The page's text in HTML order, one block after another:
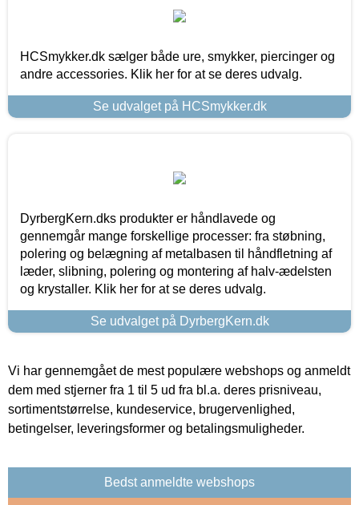
HCSmykker.dk sælger både ure, smykker, piercinger og
andre accessories. Klik her for at se deres udvalg.
Se udvalget på HCSmykker.dk
DyrbergKern.dks produkter er håndlavede og
gennemgår mange forskellige processer: fra støbning,
polering og belægning af metalbasen til håndfletning af
læder, slibning, polering og montering af halv-ædelsten
og krystaller. Klik her for at se deres udvalg.
Se udvalget på DyrbergKern.dk
Vi har gennemgået de mest populære webshops og anmeldt
dem med stjerner fra 1 til 5 ud fra bl.a. deres prisniveau,
sortimentstørrelse, kundeservice, brugervenlighed,
betingelser, leveringsformer og betalingsmuligheder.
Bedst anmeldte webshops